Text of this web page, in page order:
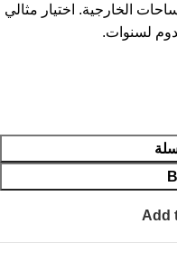
الخارجية. اختيار مثالي
لسنوات.
Add